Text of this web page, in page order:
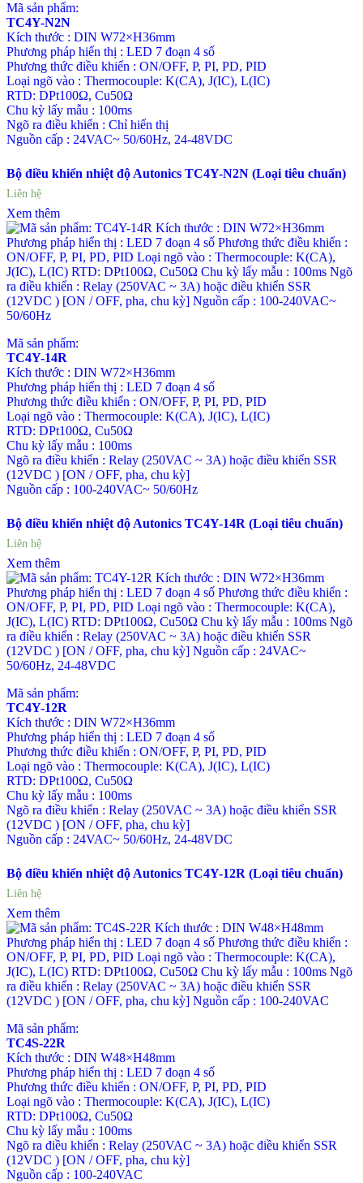
Mã sản phẩm:
TC4Y-N2N
Kích thước : DIN W72×H36mm
Phương pháp hiển thị : LED 7 đoạn 4 số
Phương thức điều khiển : ON/OFF, P, PI, PD, PID
Loại ngõ vào : Thermocouple: K(CA), J(IC), L(IC)
RTD: DPt100Ω, Cu50Ω
Chu kỳ lấy mẫu : 100ms
Ngõ ra điều khiển : Chỉ hiển thị
Nguồn cấp : 24VAC~ 50/60Hz, 24-48VDC
Bộ điều khiển nhiệt độ Autonics TC4Y-N2N (Loại tiêu chuẩn)
Liên hệ
Xem thêm
Mã sản phẩm:
TC4Y-14R
Kích thước : DIN W72×H36mm
Phương pháp hiển thị : LED 7 đoạn 4 số
Phương thức điều khiển : ON/OFF, P, PI, PD, PID
Loại ngõ vào : Thermocouple: K(CA), J(IC), L(IC)
RTD: DPt100Ω, Cu50Ω
Chu kỳ lấy mẫu : 100ms
Ngõ ra điều khiển : Relay (250VAC ~ 3A) hoặc điều khiển SSR
(12VDC ) [ON / OFF, pha, chu kỳ]
Nguồn cấp : 100-240VAC~ 50/60Hz
Bộ điều khiển nhiệt độ Autonics TC4Y-14R (Loại tiêu chuẩn)
Liên hệ
Xem thêm
Mã sản phẩm:
TC4Y-12R
Kích thước : DIN W72×H36mm
Phương pháp hiển thị : LED 7 đoạn 4 số
Phương thức điều khiển : ON/OFF, P, PI, PD, PID
Loại ngõ vào : Thermocouple: K(CA), J(IC), L(IC)
RTD: DPt100Ω, Cu50Ω
Chu kỳ lấy mẫu : 100ms
Ngõ ra điều khiển : Relay (250VAC ~ 3A) hoặc điều khiển SSR
(12VDC ) [ON / OFF, pha, chu kỳ]
Nguồn cấp : 24VAC~ 50/60Hz, 24-48VDC
Bộ điều khiển nhiệt độ Autonics TC4Y-12R (Loại tiêu chuẩn)
Liên hệ
Xem thêm
Mã sản phẩm:
TC4S-22R
Kích thước : DIN W48×H48mm
Phương pháp hiển thị : LED 7 đoạn 4 số
Phương thức điều khiển : ON/OFF, P, PI, PD, PID
Loại ngõ vào : Thermocouple: K(CA), J(IC), L(IC)
RTD: DPt100Ω, Cu50Ω
Chu kỳ lấy mẫu : 100ms
Ngõ ra điều khiển : Relay (250VAC ~ 3A) hoặc điều khiển SSR
(12VDC ) [ON / OFF, pha, chu kỳ]
Nguồn cấp : 100-240VAC